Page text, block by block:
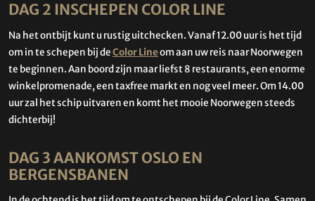
DAG 2 INSCHEPEN COLOR LINE
Na het ontbijt kunt u rustig uitchecken. Vanaf 12.00 uur is het tijd
om in te schepen bij deColor Lineom aan uw reis naar Noorwegen
te beginnen. Aan boord zijn maar liefst 8 restaurants, een enorme
winkelpromenade, een taxfree markt en nog veel meer. Om 14.00
uur zal het schip uitvaren en komt het mooie Noorwegen steeds
dichterbij!
DAG 3 AANKOMST OSLO EN
BERGENSBANEN